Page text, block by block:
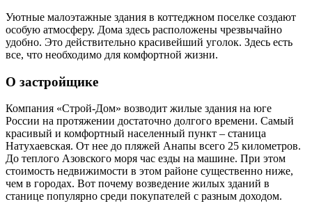
Уютные малоэтажные здания в коттеджном поселке создают
особую атмосферу. Дома здесь расположены чрезвычайно
удобно. Это действительно красивейший уголок. Здесь есть
все, что необходимо для комфортной жизни.
О застройщике
Компания «Строй-Дом» возводит жилые здания на юге
России на протяжении достаточно долгого времени. Самый
красивый и комфортный населенный пункт – станица
Натухаевская. От нее до пляжей Анапы всего 25 километров.
До теплого Азовского моря час езды на машине. При этом
стоимость недвижимости в этом районе существенно ниже,
чем в городах. Вот почему возведение жилых зданий в
станице популярно среди покупателей с разным доходом.